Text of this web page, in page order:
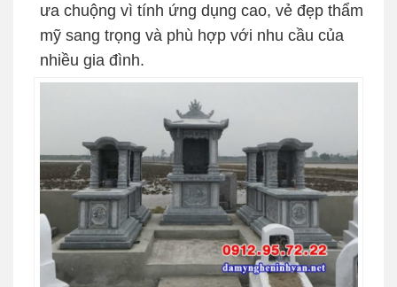
ưa chuộng vì tính ứng dụng cao, vẻ đẹp thẩm
mỹ sang trọng và phù hợp với nhu cầu của
nhiều gia đình.